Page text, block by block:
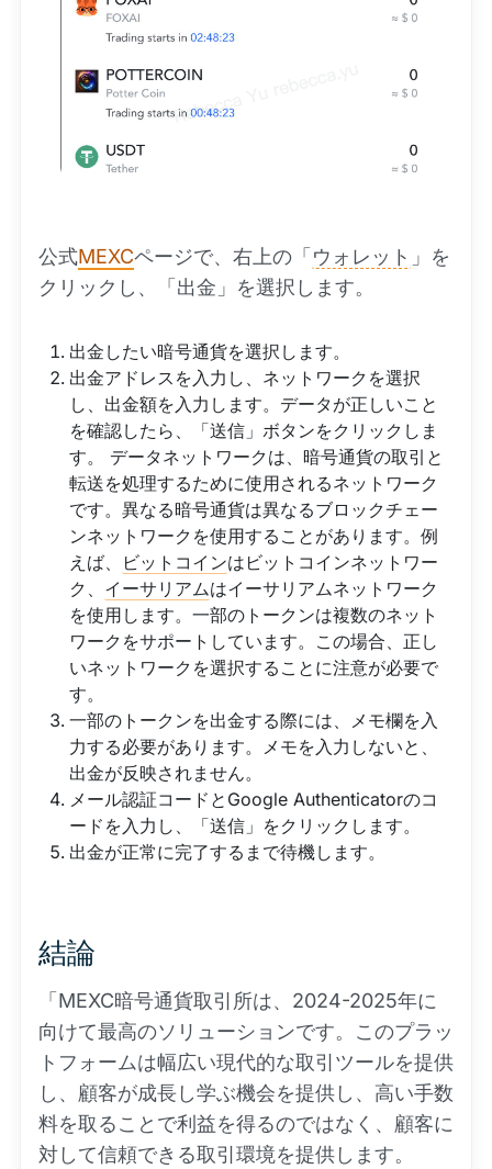
公式MEXCページで、右上の「 ウォレット 」を
クリックし、「出金」を選択します。
出金したい暗号通貨を選択します。
出金アドレスを入力し、ネットワークを選択
し、出金額を入力します。データが正しいこと
を確認したら、「送信」ボタンをクリックしま
す。 データネットワークは、暗号通貨の取引と
転送を処理するために使用されるネットワーク
です。異なる暗号通貨は異なるブロックチェー
ンネットワークを使用することがあります。例
えば、
ビットコインはビットコインネットワー
ク、 イーサリアムはイーサリアムネットワーク
を使用します。一部のトークンは複数のネット
ワークをサポートしています。この場合、正し
いネットワークを選択することに注意が必要で
す。
一部のトークンを出金する際には、メモ欄を入
力する必要があります。メモを入力しないと、
出金が反映されません。
メール認証コードとGoogle Authenticatorのコ
ードを入力し、「送信」をクリックします。
出金が正常に完了するまで待機します。
結論
「MEXC暗号通貨取引所は、2024-2025年に
向けて最高のソリューションです。このプラッ
トフォームは幅広い現代的な取引ツールを提供
し、顧客が成長し学ぶ機会を提供し、高い手数
料を取ることで利益を得るのではなく、顧客に
対して信頼できる取引環境を提供します。